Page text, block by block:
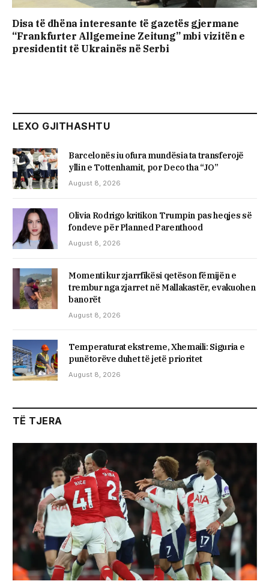
Disa të dhëna interesante të gazetës gjermane
“Frankfurter Allgemeine Zeitung” mbi vizitën e
presidentit të Ukrainës në Serbi
LEXO GJITHASHTU
Barcelonës iu ofura mundësia ta transferojë
yllin e Tottenhamit, por Deco tha “JO”
August 8, 2026
Olivia Rodrigo kritikon Trumpin pas heqjes së
fondeve për Planned Parenthood
August 8, 2026
Momenti kur zjarrfikësi qetëson fëmijën e
trembur nga zjarret në Mallakastër, evakuohen
banorët
August 8, 2026
Temperaturat ekstreme, Xhemaili: Siguria e
punëtorëve duhet të jetë prioritet
August 8, 2026
TË TJERA